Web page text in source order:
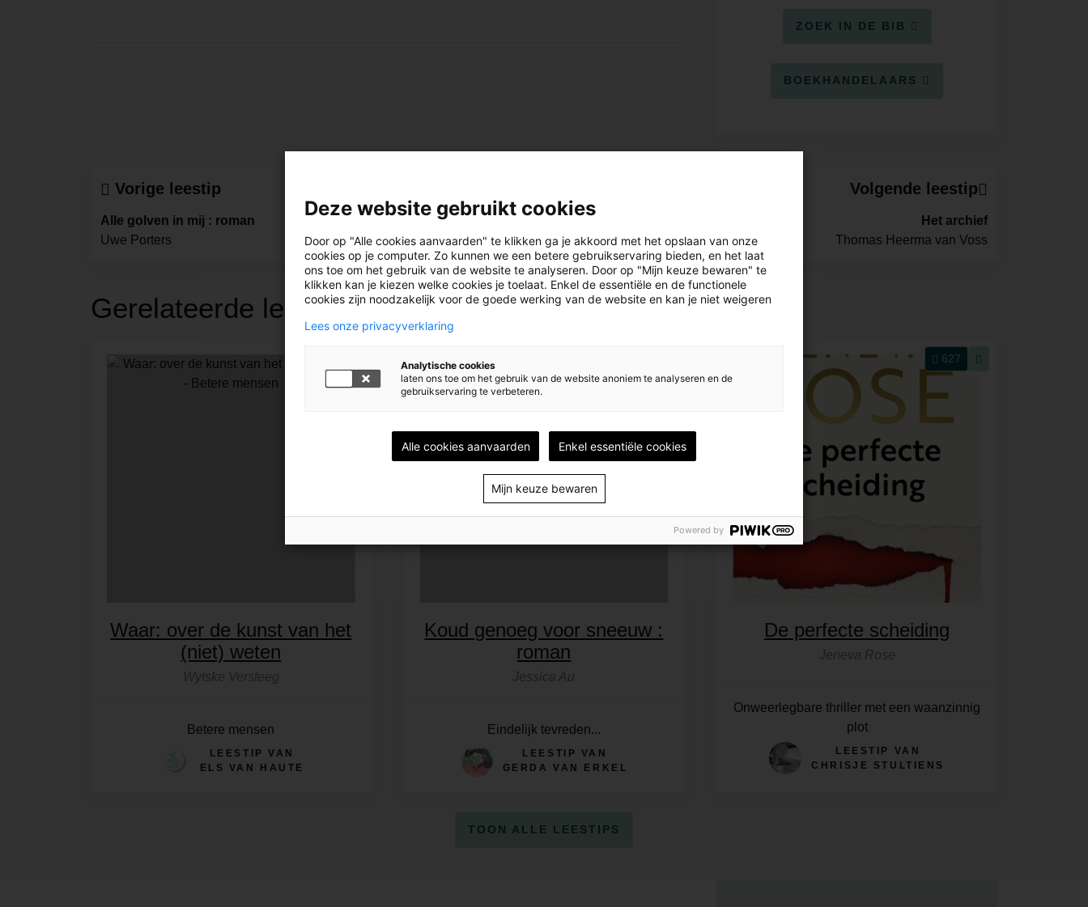
ZOEK IN DE BIB
BOEKHANDELAARS
Vorige leestip
Alle golven in mij : roman
Uwe Porters
Volgende leestip
Het archief
Thomas Heerma van Voss
Gerelateerde leestips
Waar: over de kunst van het
(niet) weten
Wytske Versteeg
Betere mensen
LEESTIP VAN
ELS VAN HAUTE
Koud genoeg voor sneeuw :
roman
Jessica Au
Eindelijk tevreden...
LEESTIP VAN
GERDA VAN ERKEL
627
De perfecte scheiding
Jeneva Rose
Onweerlegbare thriller met een waanzinnig
plot
LEESTIP VAN
CHRISJE STULTIENS
TOON ALLE LEESTIPS
Deze website gebruikt cookies
Door op "Alle cookies aanvaarden" te klikken ga je akkoord met het opslaan van onze
cookies op je computer. Zo kunnen we een betere gebruikservaring bieden, en het laat
ons toe om het gebruik van de website te analyseren. Door op "Mijn keuze bewaren" te
klikken kan je kiezen welke cookies je toelaat. Enkel de essentiële en de functionele
cookies zijn noodzakelijk voor de goede werking van de website en kan je niet weigeren
Lees onze privacyverklaring
Analytische cookies
laten ons toe om het gebruik van de website anoniem te analyseren en de
gebruikservaring te verbeteren.
Alle cookies aanvaarden Enkel essentiële cookies
Mijn keuze bewaren
Powered by